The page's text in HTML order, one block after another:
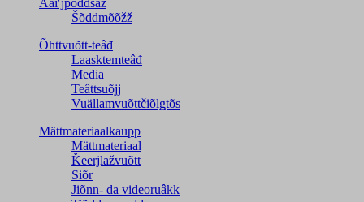
Ääiʹjpoddsaž
Šõddmõõžž
Õhttvuõtt-teâđ
Laasktemteâđ
Media
Teâttsuõjj
Vuällamvuõttčiõlǥtõs
Mättmateriaalkaupp
Mättmateriaal
Ǩeerjlažvuõtt
Siõr
Jiõnn- da videoruâkk